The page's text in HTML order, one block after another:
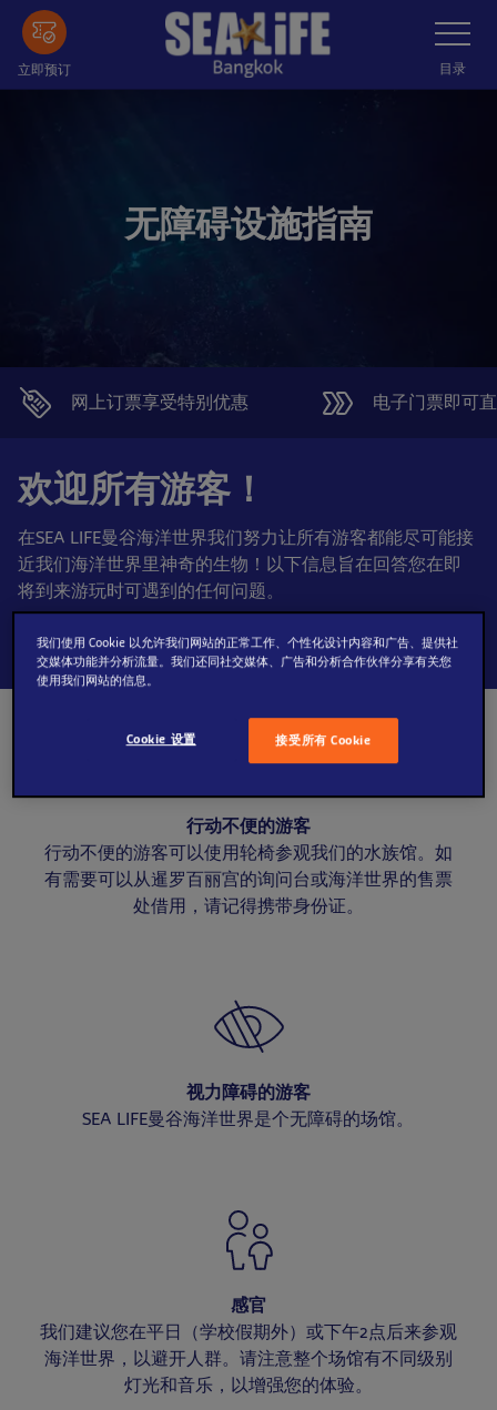
要
立即预订
切
換
導
覽
列
目录
无障碍设施指南
网上订票享受特别优惠 电子门票即可
欢迎所有游客！
在SEA LIFE曼谷海洋世界我们努力让所有游客都能尽可能接
近我们海洋世界里神奇的生物！以下信息旨在回答您在即
将到来游玩时可遇到的任何问题。
行动不便的游客
行动不便的游客可以使用轮椅参观我们的水族馆。如
有需要可以从暹罗百丽宫的询问台或海洋世界的售票
处借用，请记得携带身份证。
视力障碍的游客
SEA LIFE曼谷海洋世界是个无障碍的场馆。
感官
我们建议您在平日（学校假期外）或下午2点后来参观
海洋世界，以避开人群。请注意整个场馆有不同级别
灯光和音乐，以增强您的体验。
我们使用 Cookie 以允许我们网站的正常工作、个性化设计内容和广告、提供社
交媒体功能并分析流量。我们还同社交媒体、广告和分析合作伙伴分享有关您
使用我们网站的信息。
接受所有 Cookie
Cookie 设置